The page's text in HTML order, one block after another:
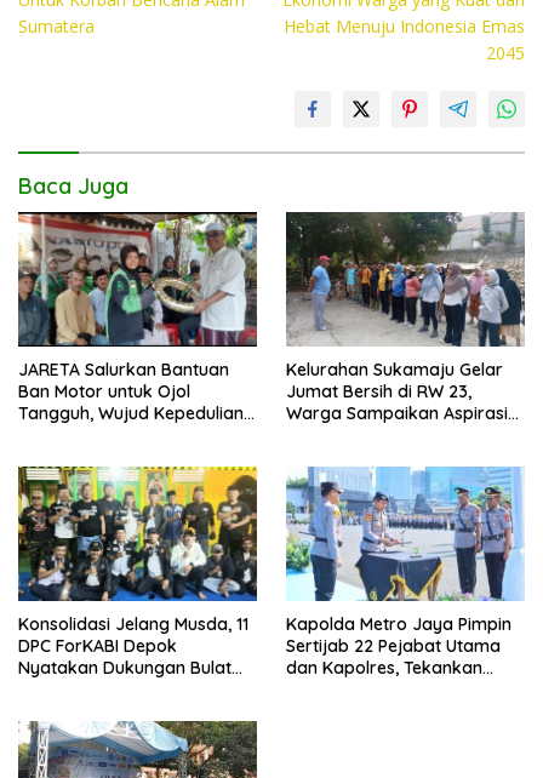
o
Sumatera
Hebat Menuju Indonesia Emas
2045
Baca Juga
JARETA Salurkan Bantuan
Ban Motor untuk Ojol
Tangguh, Wujud Kepedulian
Kelurahan Sukamaju Gelar
Jumat Bersih di RW 23,
Warga Sampaikan Aspirasi
Konsolidasi Jelang Musda, 11
DPC ForKABI Depok
Nyatakan Dukungan Bulat
Kapolda Metro Jaya Pimpin
Sertijab 22 Pejabat Utama
dan Kapolres, Tekankan